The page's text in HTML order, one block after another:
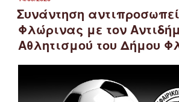
ΣΤΙΣ
Συνάντηση
Φλώρινας με τον
Αθλητισμού του Δήμου